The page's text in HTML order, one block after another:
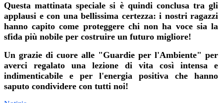
Questa mattinata speciale si è quindi conclusa tra gli
applausi e con una bellissima certezza: i nostri ragazzi
hanno capito come proteggere chi non ha voce sia la
sfida più nobile per costruire un futuro migliore!
Un grazie di cuore alle "Guardie per l'Ambiente" per
averci regalato una lezione di vita così intensa e
indimenticabile e per l'energia positiva che hanno
saputo condividere con tutti noi!